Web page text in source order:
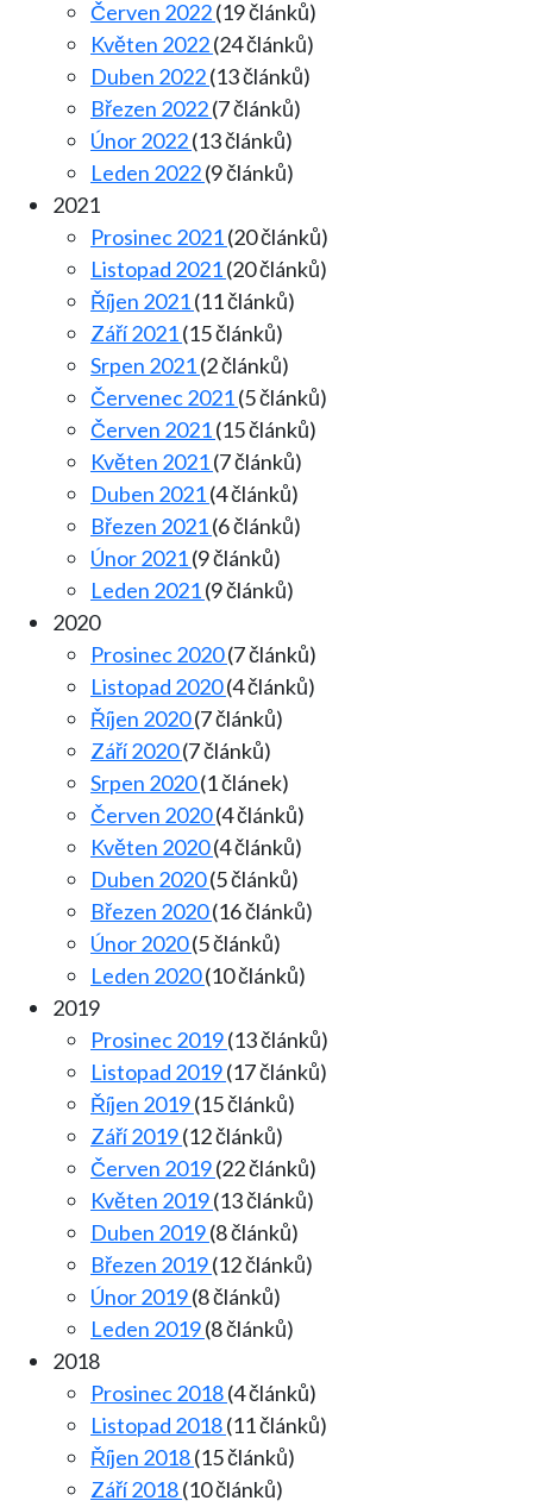
Červen 2022(19 článků)
Květen 2022(24 článků)
Duben 2022(13 článků)
Březen 2022(7 článků)
Únor 2022(13 článků)
Leden 2022(9 článků)
2021
Prosinec 2021(20 článků)
Listopad 2021(20 článků)
Říjen 2021(11 článků)
Září 2021(15 článků)
Srpen 2021(2 článků)
Červenec 2021(5 článků)
Červen 2021(15 článků)
Květen 2021(7 článků)
Duben 2021(4 článků)
Březen 2021(6 článků)
Únor 2021(9 článků)
Leden 2021(9 článků)
2020
Prosinec 2020(7 článků)
Listopad 2020(4 článků)
Říjen 2020(7 článků)
Září 2020(7 článků)
Srpen 2020(1 článek)
Červen 2020(4 článků)
Květen 2020(4 článků)
Duben 2020(5 článků)
Březen 2020(16 článků)
Únor 2020(5 článků)
Leden 2020(10 článků)
2019
Prosinec 2019(13 článků)
Listopad 2019(17 článků)
Říjen 2019(15 článků)
Září 2019(12 článků)
Červen 2019(22 článků)
Květen 2019(13 článků)
Duben 2019(8 článků)
Březen 2019(12 článků)
Únor 2019(8 článků)
Leden 2019(8 článků)
2018
Prosinec 2018(4 článků)
Listopad 2018(11 článků)
Říjen 2018(15 článků)
Září 2018(10 článků)